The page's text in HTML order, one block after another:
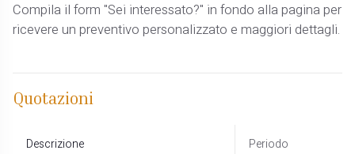
Compila il form "Sei interessato?" in fondo alla pagina per
ricevere un preventivo personalizzato e maggiori dettagli.
Quotazioni
Descrizione Periodo